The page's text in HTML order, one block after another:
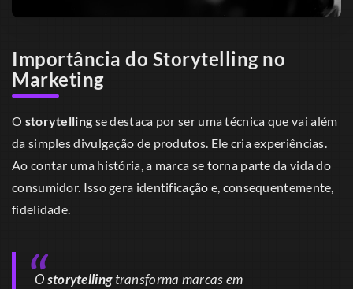
Importância do Storytelling no
Marketing
O storytelling se destaca por ser uma técnica que vai além
da simples divulgação de produtos. Ele cria experiências.
Ao contar uma história, a marca se torna parte da vida do
consumidor. Isso gera identificação e, consequentemente,
fidelidade.
Ostorytellingtransforma marcas em